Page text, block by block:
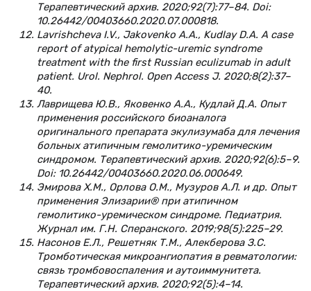
Терапевтический архив. 2020;92(7):77–84. Doi:
10.26442/00403660.2020.07.000818.
Lavrishcheva I.V., Jakovenko A.A., Kudlay D.A. A case
report of atypical hemolytic-uremic syndrome
treatment with the first Russian eculizumab in adult
patient. Urol. Nephrol. Open Access J. 2020;8(2):37–
40.
Лаврищева Ю.В., Яковенко А.А., Кудлай Д.А. Опыт
применения российского биоаналога
оригинального препарата экулизумаба для лечения
больных атипичным гемолитико-уремическим
синдромом. Терапевтический архив. 2020;92(6):5–9.
Doi: 10.26442/00403660.2020.06.000649.
Эмирова Х.М., Орлова О.М., Музуров А.Л. и др. Опыт
применения Элизарии® при атипичном
гемолитико-уремическом синдроме. Педиатрия.
Журнал им. Г.Н. Сперанского. 2019;98(5):225–29.
Насонов Е.Л., Решетняк Т.М., Алекберова З.С.
Тромботическая микроангиопатия в ревматологии:
связь тромбовоспаления и аутоиммунитета.
Терапевтический архив. 2020;92(5):4–14.